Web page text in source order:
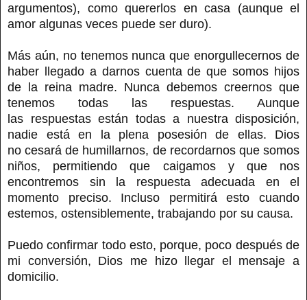
argumentos), como quererlos en casa (aunque el
amor algunas veces puede ser duro).
Más aún, no tenemos nunca que enorgullecernos de
haber llegado a darnos cuenta de que somos hijos
de la reina madre. Nunca debemos creernos que
tenemos todas las respuestas. Aunque
las respuestas están todas a nuestra disposición,
nadie está en la plena posesión de ellas. Dios
no cesará de humillarnos, de recordarnos que somos
niños, permitiendo que caigamos y que nos
encontremos sin la respuesta adecuada en el
momento preciso. Incluso permitirá esto cuando
estemos, ostensiblemente, trabajando por su causa.
Puedo confirmar todo esto, porque, poco después de
mi conversión, Dios me hizo llegar el mensaje a
domicilio.